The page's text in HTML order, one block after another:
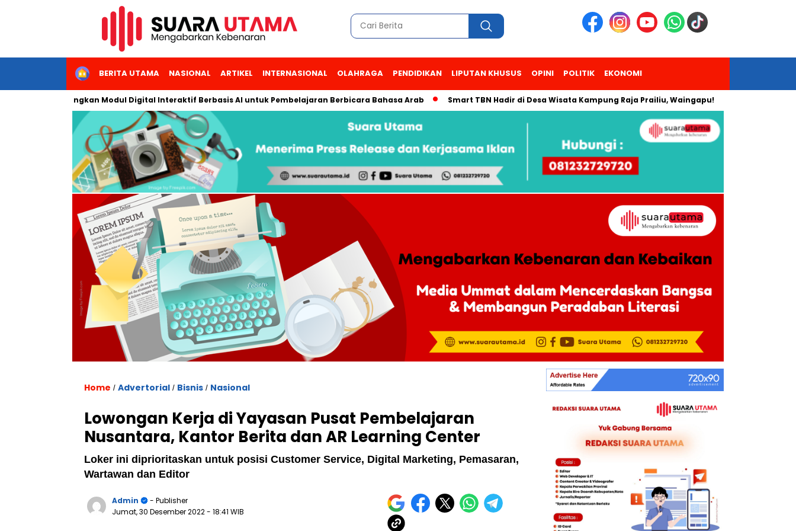
HOMEBERITA UTAMA NASIONAL ARTIKEL INTERNASIONAL OLAHRAGA PENDIDIKAN LIPUTAN KHUSUS OPINI POLITIK EKONOMI
Kembangkan Modul Digital Interaktif Berbasis AI untuk Pembelajaran Berbicara Bahasa Arab Smart TBN Hadir di Desa Wisata Kampung Raja Prailiu, Waingapu! Dua Pendaki Gunung
Home / Advertorial / Bisnis / Nasional
Lowongan Kerja di Yayasan Pusat Pembelajaran
Nusantara, Kantor Berita dan AR Learning Center
Loker ini diprioritaskan untuk posisi Customer Service, Digital Marketing, Pemasaran,
Wartawan dan Editor
Admin
- Publisher
Jumat, 30 Desember 2022- 18:41 WIB